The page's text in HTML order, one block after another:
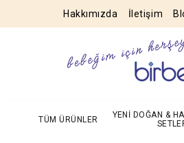
Hakkımızda İletişim
TÜM ÜRÜNLER
YENİ DOĞAN &